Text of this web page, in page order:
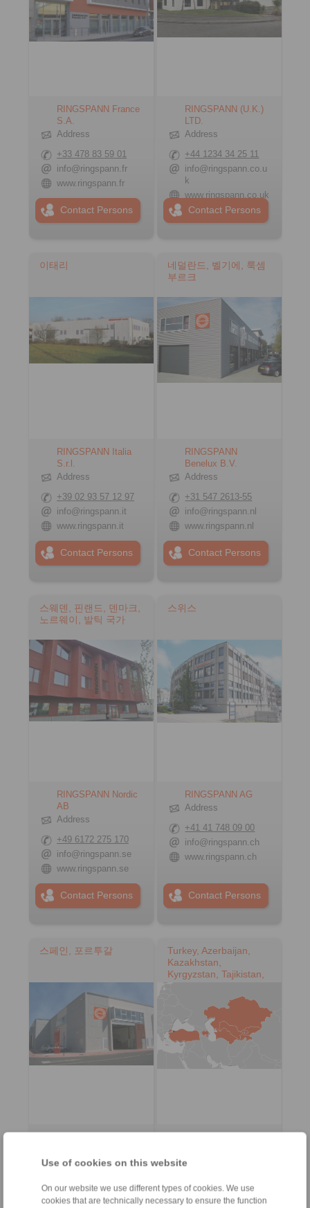
Use of cookies on this website
On our website we use different types of cookies. We use
cookies that are technically necessary to ensure the function
RINGSPANN France
S.A.
Address
+33 478 83 59 01
info@ringspann.fr
www.ringspann.fr
Contact Persons
RINGSPANN (U.K.)
LTD.
Address
+44 1234 34 25 11
info@ringspann.co.u
k
www.ringspann.co.uk
Contact Persons
이태리
RINGSPANN Italia
S.r.l.
Address
+39 02 93 57 12 97
info@ringspann.it
www.ringspann.it
Contact Persons
네덜란드, 벨기에, 룩셈
부르크
RINGSPANN
Benelux B.V.
Address
+31 547 2613-55
info@ringspann.nl
www.ringspann.nl
Contact Persons
스웨덴, 핀랜드, 덴마크,
노르웨이, 발틱 국가
RINGSPANN Nordic
AB
Address
+49 6172 275 170
info@ringspann.se
www.ringspann.se
Contact Persons
스위스
RINGSPANN AG
Address
+41 41 748 09 00
info@ringspann.ch
www.ringspann.ch
Contact Persons
스페인, 포르투갈
Address
+34 945 22 77-50
info@ringspann.es
Turkey, Azerbaijan,
Kazakhstan,
Kyrgyzstan, Tajikistan,
Sistemleri Ticaret
Address
+90 216 999 0 175